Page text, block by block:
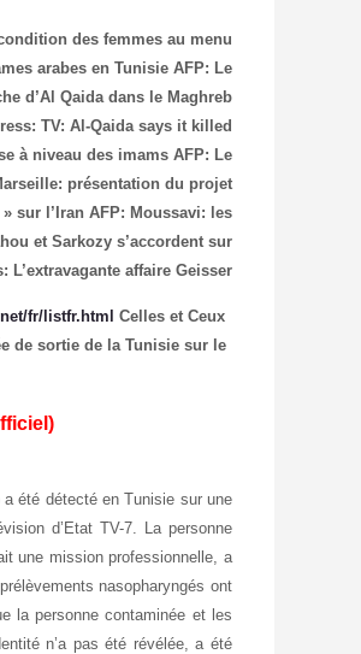
des femmes au menu
arabes en Tunisie AFP: Le
d’Al Qaida dans le Maghreb
TV: Al-Qaida says it killed
à niveau des imams AFP: Le
présentation du projet
sur l’Iran AFP: Moussavi: les
et Sarkozy s’accordent sur
L’extravagante affaire Geisser
fr/listfr.html
Celles et Ceux
de sortie de la Tunisie sur le
été détecté en Tunisie sur une
d’Etat TV-7. La personne
une mission professionnelle, a
nasopharyngés ont
la personne contaminée et les
n’a pas été révélée, a été